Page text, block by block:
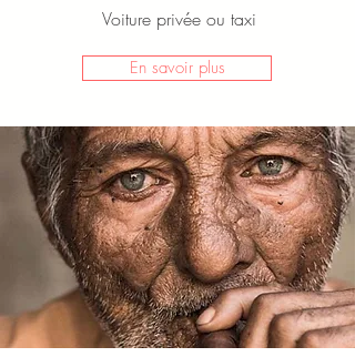
Voiture privée ou taxi
En savoir plus